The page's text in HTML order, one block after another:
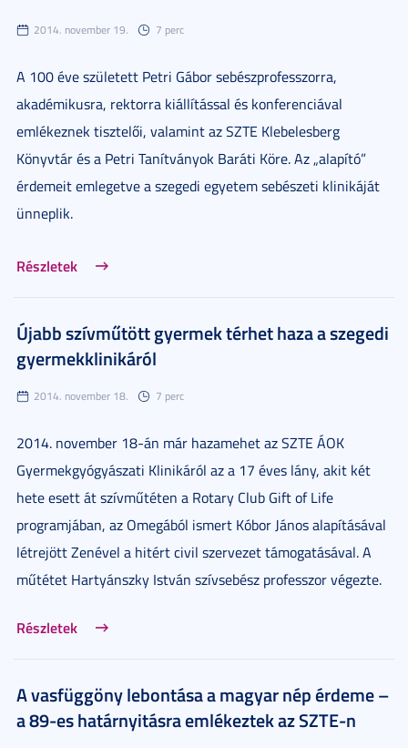
2014. november 19. 7 perc
A 100 éve született Petri Gábor sebészprofesszorra,
akadémikusra, rektorra kiállítással és konferenciával
emlékeznek tisztelői, valamint az SZTE Klebelesberg
Könyvtár és a Petri Tanítványok Baráti Köre. Az „alapító”
érdemeit emlegetve a szegedi egyetem sebészeti klinikáját
ünneplik.
Részletek
Újabb szívműtött gyermek térhet haza a szegedi
gyermekklinikáról
2014. november 18. 7 perc
2014. november 18-án már hazamehet az SZTE ÁOK
Gyermekgyógyászati Klinikáról az a 17 éves lány, akit két
hete esett át szívműtéten a Rotary Club Gift of Life
programjában, az Omegából ismert Kóbor János alapításával
létrejött Zenével a hitért civil szervezet támogatásával. A
műtétet Hartyánszky István szívsebész professzor végezte.
Részletek
A vasfüggöny lebontása a magyar nép érdeme –
a 89-es határnyitásra emlékeztek az SZTE-n